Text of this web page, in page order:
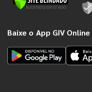
Baixe o App GIV Online